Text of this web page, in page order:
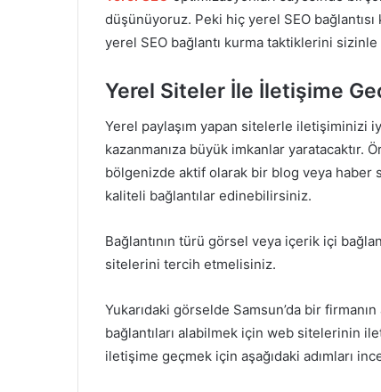
düşünüyoruz. Peki hiç yerel SEO
yerel SEO bağlantı kurma taktiklerini sizinle
Yerel Siteler İle İletişime
Yerel paylaşım yapan sitelerle iletişiminizi
kazanmanıza büyük imkanlar
bölgenizde aktif olarak bir blog veya
kaliteli bağlantılar edinebilirsiniz.
Bağlantının türü görsel veya içerik içi
sitelerini tercih etmelisiniz.
Yukarıdaki görselde Samsun’da bir
bağlantıları alabilmek için web sitelerinin
iletişime geçmek için aşağıdaki adımları